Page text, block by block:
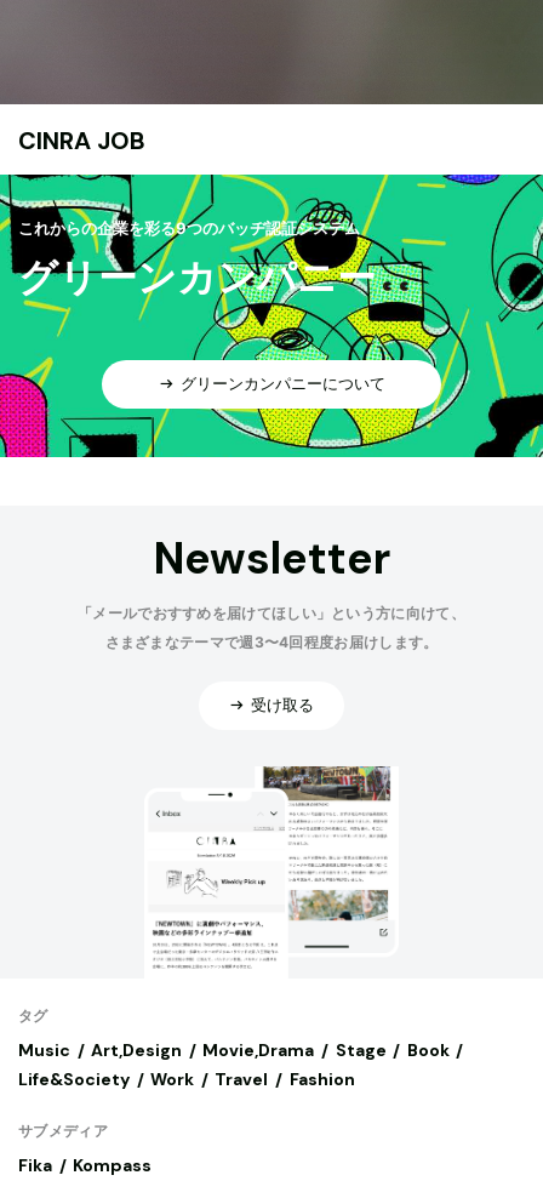
CINRA JOB
これからの企業を彩る9つのバッヂ認証システム
グリーンカンパニー
グリーンカンパニーについて
Newsletter
「メールでおすすめを届けてほしい」という方に向けて、
さまざまなテーマで週3〜4回程度お届けします。
受け取る
タグ
Music Art,Design Movie,Drama Stage
Book
Life&Society
Work Travel Fashion
サブメディア
Fika Kompass